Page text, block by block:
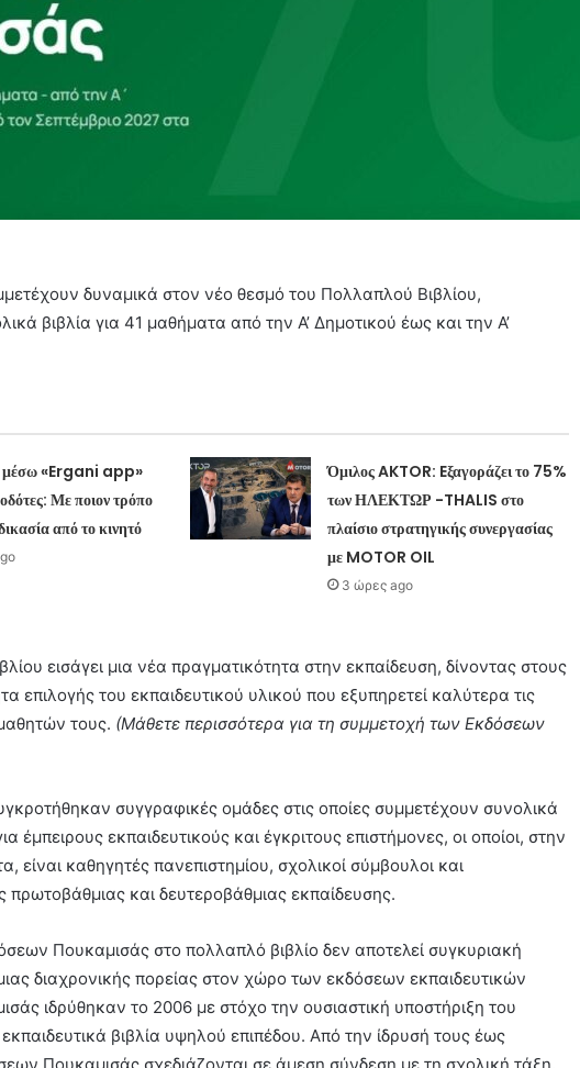
δυναμικά στον νέο θεσμό του Πολλαπλού Βιβλίου,
βιβλία για 41 μαθήματα από την Α’ Δημοτικού έως και την Α’
μέσω «Ergani app»
Με ποιον τρόπο
από το κινητό
Όμιλος AKTOR: Eξαγοράζει το 75%
των ΗΛΕΚΤΩΡ -THALIS στο
πλαίσιο στρατηγικής συνεργασίας
με MOTOR OIL
3 ώρες ago
εισάγει μια νέα πραγματικότητα στην εκπαίδευση, δίνοντας στους
επιλογής του εκπαιδευτικού υλικού που εξυπηρετεί καλύτερα τις
τους. (Μάθετε περισσότερα για τη συμμετοχή των Εκδόσεων
συγγραφικές ομάδες στις οποίες συμμετέχουν συνολικά
έμπειρους εκπαιδευτικούς και έγκριτους επιστήμονες, οι οποίοι, στην
είναι καθηγητές πανεπιστημίου, σχολικοί σύμβουλοι και
πρωτοβάθμιας και δευτεροβάθμιας εκπαίδευσης.
Πουκαμισάς στο πολλαπλό βιβλίο δεν αποτελεί συγκυριακή
διαχρονικής πορείας στον χώρο των εκδόσεων εκπαιδευτικών
ιδρύθηκαν το 2006 με στόχο την ουσιαστική υποστήριξη του
βιβλία υψηλού επιπέδου. Από την ίδρυσή τους έως